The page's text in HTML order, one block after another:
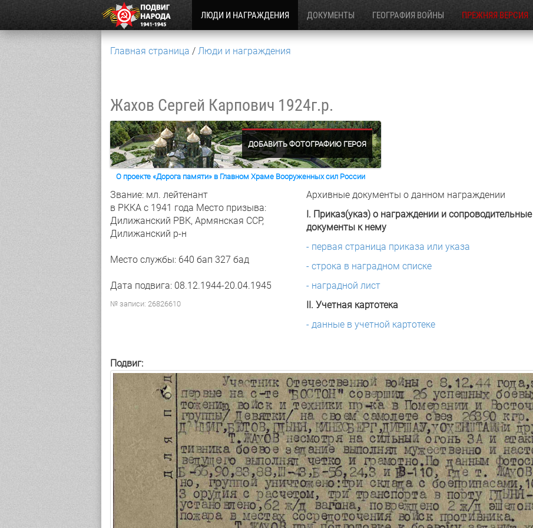
ЛЮДИ И НАГРАЖДЕНИЯ ДОКУМЕНТЫ ГЕОГРАФИЯ ВОЙНЫ ПРЕЖНЯЯ ВЕРСИЯ
Главная страница Люди и награждения
Жахов Сергей Карпович 1924г.р.
ДОБАВИТЬ ФОТОГРАФИЮ ГЕРОЯ
О проекте «Дорога памяти» в Главном Храме Вооруженных сил России
Звание: мл. лейтенант
в РККА с 1941 года Место призыва:
Дилижанский РВК, Армянская ССР,
Дилижанский р-н
Место службы: 640 бап 327 бад
Дата подвига: 08.12.1944-20.04.1945
№ записи: 26826610
Архивные документы о данном награждении
I. Приказ(указ) о награждении и сопроводительные
документы к нему
- первая страница приказа или указа
- строка в наградном списке
- наградной лист
II. Учетная картотека
- данные в учетной картотеке
Подвиг: